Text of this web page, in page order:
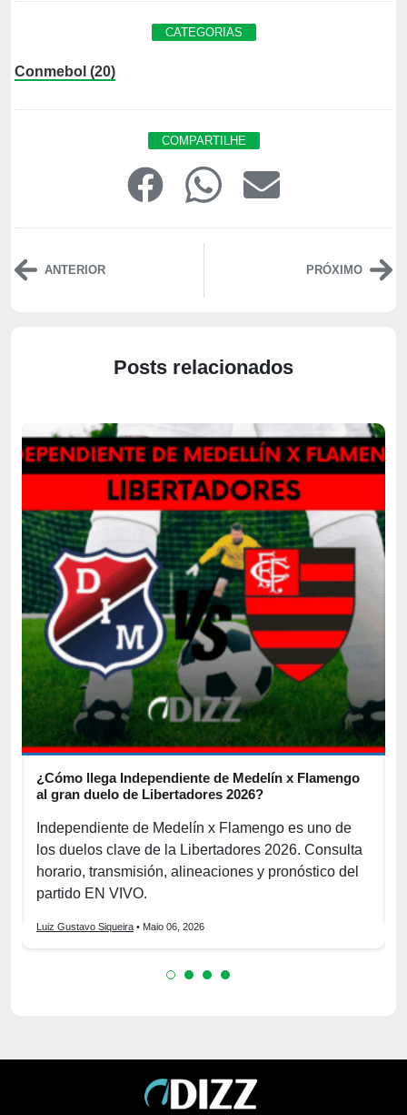
CATEGORIAS
Conmebol (20)
COMPARTILHE
ANTERIOR PRÓXIMO
Posts relacionados
¿Cómo llega Independiente de Medelín x Flamengo
al gran duelo de Libertadores 2026?
Independiente de Medelín x Flamengo es uno de
los duelos clave de la Libertadores 2026. Consulta
horario, transmisión, alineaciones y pronóstico del
partido EN VIVO.
Luiz Gustavo Siqueira • Maio 06, 2026